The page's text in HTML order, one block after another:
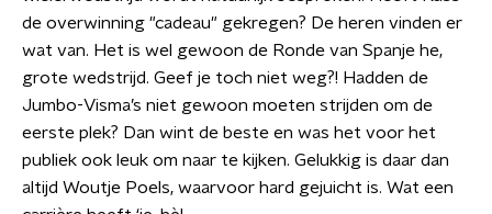
de overwinning "cadeau" gekregen? De heren vinden er
wat van. Het is wel gewoon de Ronde van Spanje he,
grote wedstrijd. Geef je toch niet weg?! Hadden de
Jumbo-Visma’s niet gewoon moeten strijden om de
eerste plek? Dan wint de beste en was het voor het
publiek ook leuk om naar te kijken. Gelukkig is daar dan
altijd Woutje Poels, waarvoor hard gejuicht is. Wat een